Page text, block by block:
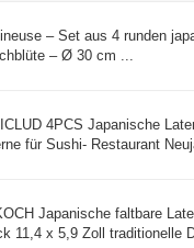
– Set aus 4 runden
– Ø 30 cm ...
4PCS Japanische
für Sushi- Restaurant
Japanische faltbare
11,4 x 5,9 Zoll traditionelle